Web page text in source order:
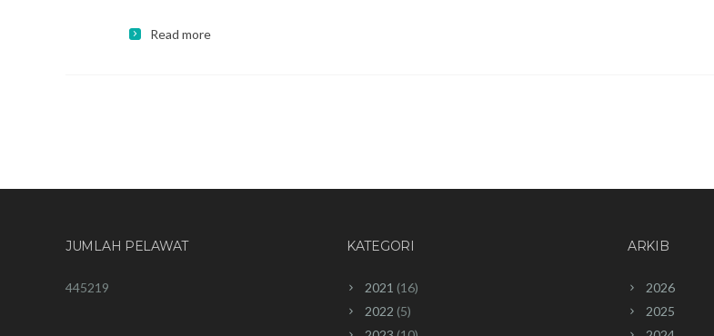
Read more
JUMLAH PELAWAT
445219
KATEGORI
2021 (16)
2022 (5)
ARKIB
2026
2025